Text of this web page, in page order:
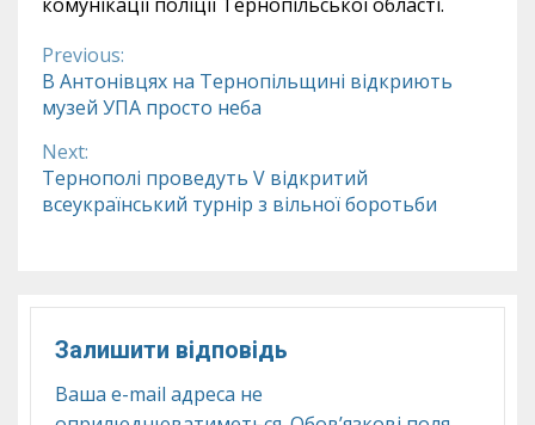
Continue
Reading
Previous:
В Антонівцях на Тернопільщині відкриють
музей УПА просто неба
Next:
Тернополі проведуть V відкритий
всеукраїнський турнір з вільної боротьби
Залишити відповідь
Ваша e-mail адреса не